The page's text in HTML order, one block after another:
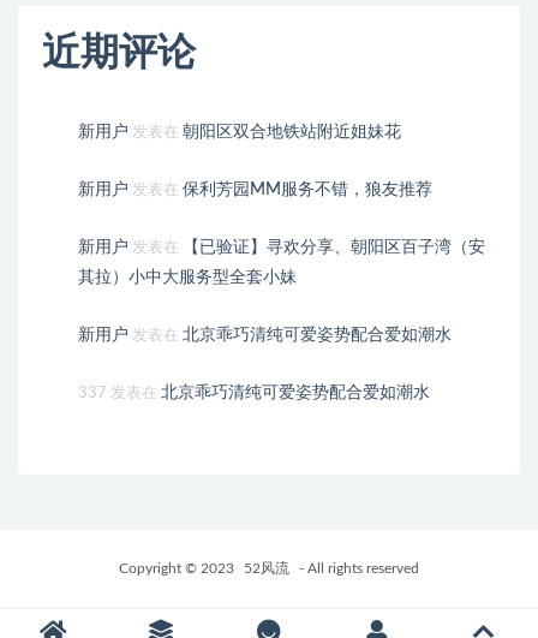
近期评论
新用户 发表在 朝阳区双合地铁站附近姐妹花
新用户 发表在 保利芳园MM服务不错，狼友推荐
新用户 发表在
【已验证】寻欢分享、朝阳区百子湾（安
其拉）小中大服务型全套小妹
新用户 发表在 北京乖巧清纯可爱姿势配合爱如潮水
337 发表在 北京乖巧清纯可爱姿势配合爱如潮水
Copyright © 2023 52风流 - All rights reserved